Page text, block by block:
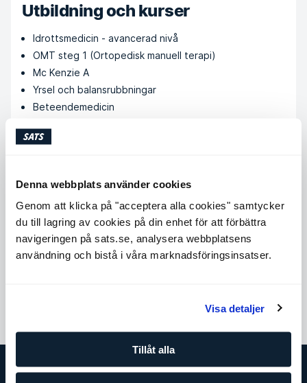
Denna webbplats använder cookies
Genom att klicka på "acceptera alla cookies" samtycker
du till lagring av cookies på din enhet för att förbättra
navigeringen på sats.se, analysera webbplatsens
användning och bistå i våra marknadsföringsinsatser.
Visa detaljer
Tillåt alla
Utbildning och kurser
Idrottsmedicin - avancerad nivå
OMT steg 1 (Ortopedisk manuell terapi)
Mc Kenzie A
Yrsel och balansrubbningar
Beteendemedicin
tejpning
Erfarenhet och bakgrund
Leg Fysioterapeut
Magisterexamen i medicinsk vetenskap med inriktning
fysioterapi